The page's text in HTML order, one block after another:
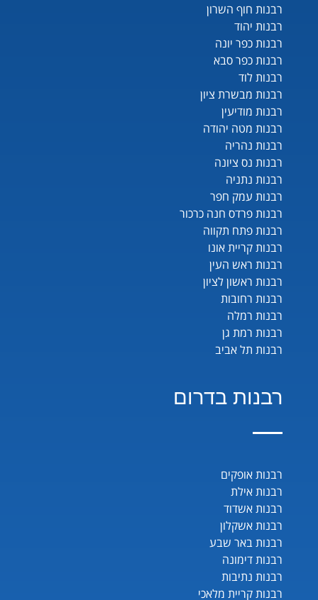
רבנות חוף השרון
רבנות יהוד
רבנות כפר יונה
רבנות כפר סבא
רבנות לוד
רבנות מבשרת ציון
רבנות מודיעין
רבנות מטה יהודה
רבנות נהריה
רבנות נס ציונה
רבנות נתניה
רבנות עמק חפר
רבנות פרדס חנה כרכור
רבנות פתח תקווה
רבנות קריית אונו
רבנות ראש העין
רבנות ראשון לציון
רבנות רחובות
רבנות רמלה
רבנות רמת גן
רבנות תל אביב
רבנות בדרום
רבנות אופקים
רבנות אילת
רבנות אשדוד
רבנות אשקלון
רבנות באר שבע
רבנות דימונה
רבנות נתיבות
רבנות קריית מלאכי